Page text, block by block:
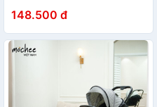
148.500 đ